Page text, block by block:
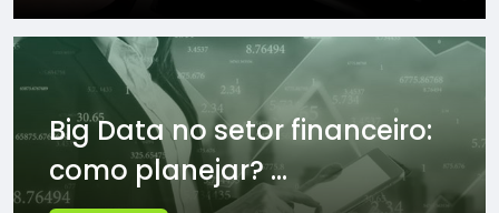
Big Data no setor financeiro:
como planejar? ...